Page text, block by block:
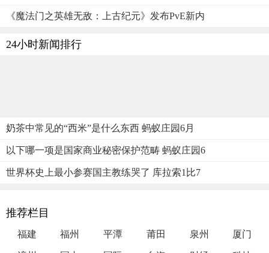
《魔法门之英雄无敌：上古纪元》发布PvE新内
24小时新闻排行
奶茶中常见的“西米”是什么东西 蚂蚁庄园6月
以下哪一项是国家商业秘密保护范畴 蚂蚁庄园6
世界杯史上最小参赛国主教练哭了 库拉索1比7
推荐栏目
福建 福州 平潭 莆田 泉州 厦门